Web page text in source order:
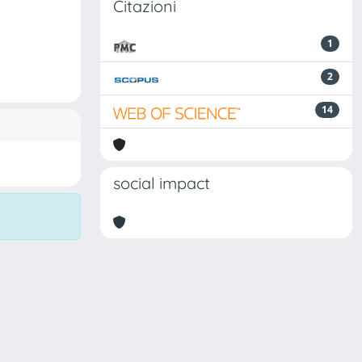
Citazioni
1
2
14
social impact